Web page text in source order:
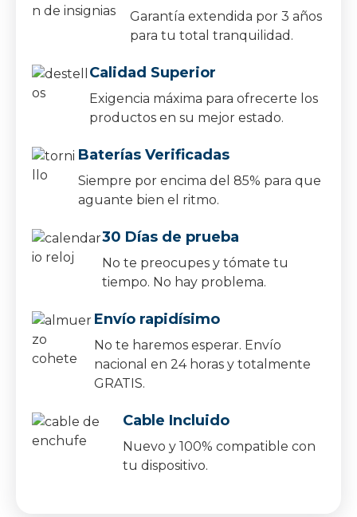
Garantía extendida por 3 años
para tu total tranquilidad.
Calidad Superior
Exigencia máxima para ofrecerte los
productos en su mejor estado.
Baterías Verificadas
Siempre por encima del 85% para que
aguante bien el ritmo.
30 Días de prueba
No te preocupes y tómate tu
tiempo. No hay problema.
Envío rapidísimo
No te haremos esperar. Envío
nacional en 24 horas y totalmente
GRATIS.
Cable Incluido
Nuevo y 100% compatible con
tu dispositivo.